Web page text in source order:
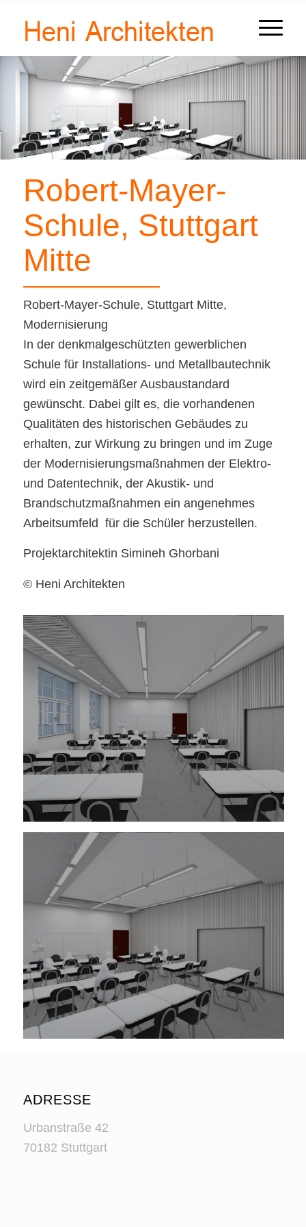
Robert-Mayer-
Schule, Stuttgart
Mitte
Robert-Mayer-Schule, Stuttgart Mitte,
Modernisierung
In der denkmalgeschützten gewerblichen
Schule für Installations- und Metallbautechnik
wird ein zeitgemäßer Ausbaustandard
gewünscht. Dabei gilt es, die vorhandenen
Qualitäten des historischen Gebäudes zu
erhalten, zur Wirkung zu bringen und im Zuge
der Modernisierungsmaßnahmen der Elektro-
und Datentechnik, der Akustik- und
Brandschutzmaßnahmen ein angenehmes
Arbeitsumfeld für die Schüler herzustellen.
Projektarchitektin Simineh Ghorbani
© Heni Architekten
ADRESSE
Urbanstraße 42
70182 Stuttgart